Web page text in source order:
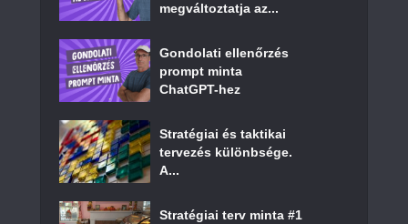
megváltoztatja az...
Gondolati ellenőrzés
prompt minta
ChatGPT-hez
Stratégiai és taktikai
tervezés különbsége.
A...
Stratégiai terv minta #1